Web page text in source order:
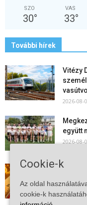
SZO
30°
VAS
33°
További hírek
Vitézy
2026-08-
együtt
2026-08-
Mi
Cookie-k
Az oldal
cookie-k